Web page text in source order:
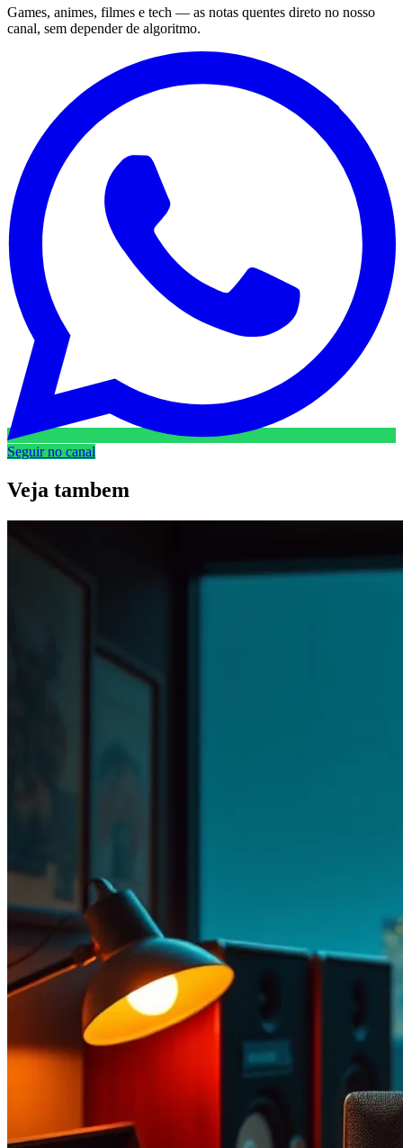
Games, animes, filmes e tech — as notas quentes direto no nosso
canal, sem depender de algoritmo.
Seguir no canal
Veja tambem